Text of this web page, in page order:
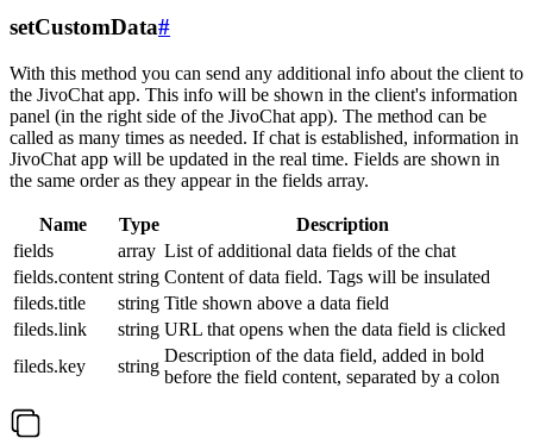
setCustomData#
With this method you can send any additional info about the client to
the JivoChat app. This info will be shown in the client's information
panel (in the right side of the JivoChat app). The method can be
called as many times as needed. If chat is established, information in
JivoChat app will be updated in the real time. Fields are shown in
the same order as they appear in the fields array.
Name Type
Description
fields
array List of additional data fields of the chat
fields.content string Content of data field. Tags will be insulated
fileds.title
string Title shown above a data field
fileds.link
string URL that opens when the data field is clicked
fileds.key
string
Description of the data field, added in bold
before the field content, separated by a colon